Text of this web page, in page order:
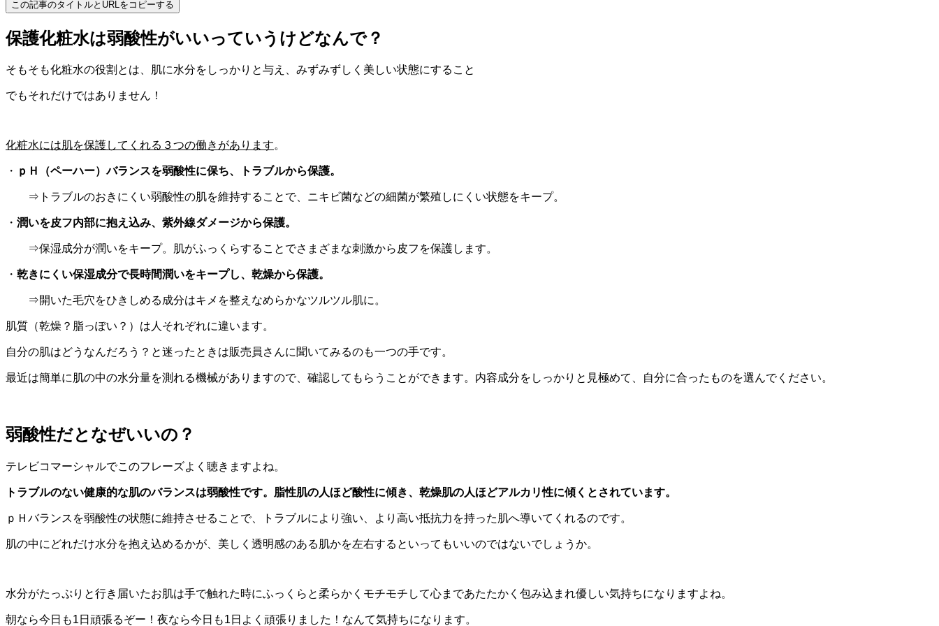
この記事のタイトルとURLをコピーする
保護化粧水は弱酸性がいいっていうけどなんで？
そもそも化粧水の役割とは、肌に水分をしっかりと与え、みずみずしく美しい状態にすること
でもそれだけではありません！
化粧水には肌を保護してくれる３つの働きがあります。
・ ｐＨ（ペーハー）バランスを弱酸性に保ち、トラブルから保護。
⇒トラブルのおきにくい弱酸性の肌を維持することで、ニキビ菌などの細菌が繁殖しにくい状態をキープ。
・ 潤いを皮フ内部に抱え込み、紫外線ダメージから保護。
⇒保湿成分が潤いをキープ。肌がふっくらすることでさまざまな刺激から皮フを保護します。
・ 乾きにくい保湿成分で長時間潤いをキープし、乾燥から保護。
⇒開いた毛穴をひきしめる成分はキメを整えなめらかなツルツル肌に。
肌質（乾燥？脂っぽい？）は人それぞれに違います。
自分の肌はどうなんだろう？と迷ったときは販売員さんに聞いてみるのも一つの手です。
最近は簡単に肌の中の水分量を測れる機械がありますので、確認してもらうことができます。内容成分をしっかりと見極めて、自分に合ったものを選んでください。
弱酸性だとなぜいいの？
テレビコマーシャルでこのフレーズよく聴きますよね。
トラブルのない健康的な肌のバランスは弱酸性です。脂性肌の人ほど酸性に傾き、乾燥肌の人ほどアルカリ性に傾くとされています。
ｐＨバランスを弱酸性の状態に維持させることで、トラブルにより強い、より高い抵抗力を持った肌へ導いてくれるのです。
肌の中にどれだけ水分を抱え込めるかが、美しく透明感のある肌かを左右するといってもいいのではないでしょうか。
水分がたっぷりと行き届いたお肌は手で触れた時にふっくらと柔らかくモチモチして心まであたたかく包み込まれ優しい気持ちになりますよね。
朝なら今日も1日頑張るぞー！夜なら今日も1日よく頑張りました！なんて気持ちになります。